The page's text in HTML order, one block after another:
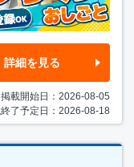
詳細を見る
掲載開始日：2026-08-05
了予定日：2026-08-18